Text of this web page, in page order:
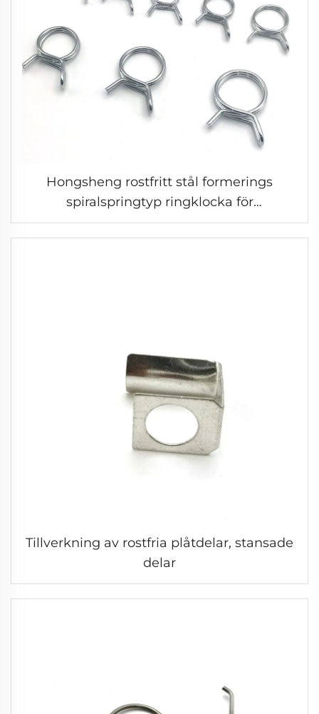
Hongsheng rostfritt stål formerings
spiralspringtyp ringklocka för
bränsleledning
Tillverkning av rostfria plåtdelar, stansade
delar